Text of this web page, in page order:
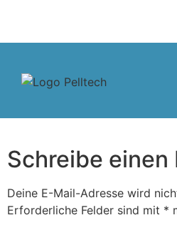
Schreibe einen
Deine E-Mail-Adresse wird
Erforderliche Felder sind mit *